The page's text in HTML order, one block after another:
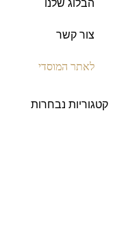
הבלוג שלנו
צור קשר
לאתר המוסדי
קטגוריות נבחרות